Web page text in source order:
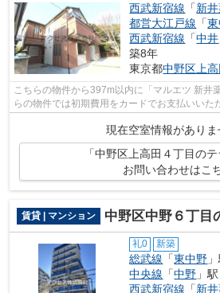
西武新宿線 「新
都営大江戸線 「
西武新宿線 「中井
築8年
東京都中野区 上
こちらの物件から397m以内に「マルエツ 新井
らの物件では初期費用をカードでお支払いいた
現在空室情報がありま
「中野区上高田４丁目の
お問い合わせはこ
賃貸 | マンション 中野区中野６丁目
礼0 新築
総武線 「東中野
中央線 「中野 」
西武新宿線 「新